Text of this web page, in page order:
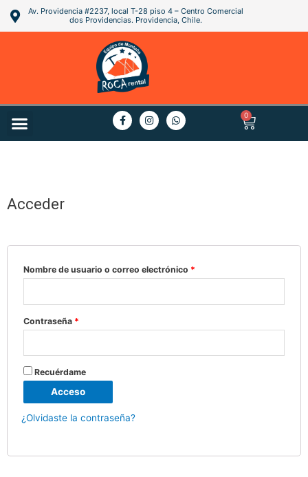
Av. Providencia #2237, local T-28 piso 4 – Centro Comercial
dos Providencias. Providencia, Chile.
0
Acceder
Nombre de usuario o correo electrónico *
Contraseña *
Recuérdame
Acceso
¿Olvidaste la contraseña?